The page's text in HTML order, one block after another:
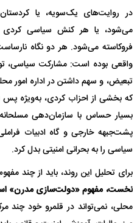
در روایت‌های یک‌سویه، یا
می‌شود، یا هر کنش سیاسی کردی
فروکاسته می‌شود. هر دو نگاه
واقعی بوده است: مشارکت سیاسی،
تبعیض، و سهم داشتن در اداره امور
که بخشی از احزاب کردی، به‌ویژه پس
بسیار حساس با سازمان‌دهی
پشت‌جبهه خارجی و گاه ادبیات
سیاسی را به بحرانی امنیتی بدل کرد.
برای تحلیل این روند، باید از چند
نخست، مفهوم «دولت‌سازی مدرن»
محلی، نمی‌تواند در قلمرو خود چند